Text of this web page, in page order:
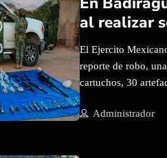
y se aseguró lo
cartuchos. • 2
al realizar
El Ejercito
reporte de robo,
cartuchos, 30
Administrador